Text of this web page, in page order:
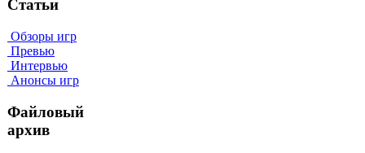
Статьи
Обзоры игр
Превью
Интервью
Анонсы игр
Файловый
архив